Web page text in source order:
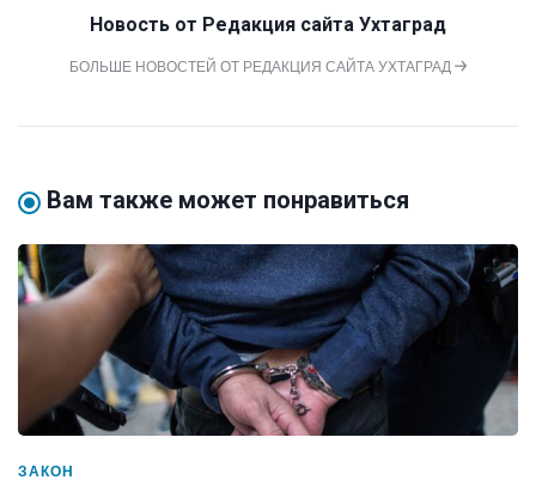
Новость от Редакция сайта Ухтаград
БОЛЬШЕ НОВОСТЕЙ ОТ РЕДАКЦИЯ САЙТА УХТАГРАД
Вам также может понравиться
ЗАКОН